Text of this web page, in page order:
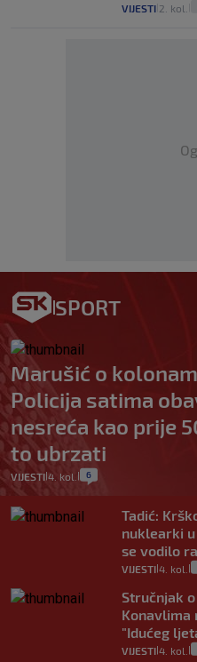
VIJESTI 2. kol.
SPORT
Marušić o
Policija satima
nesreća kao prije
to ubrzati
VIJESTI 4. kol. 6
Tadić:
nuklearki
se vodilo
VIJESTI 4. kol.
Stručnjak
Konavlima
"Idućeg
VIJESTI 4. kol.